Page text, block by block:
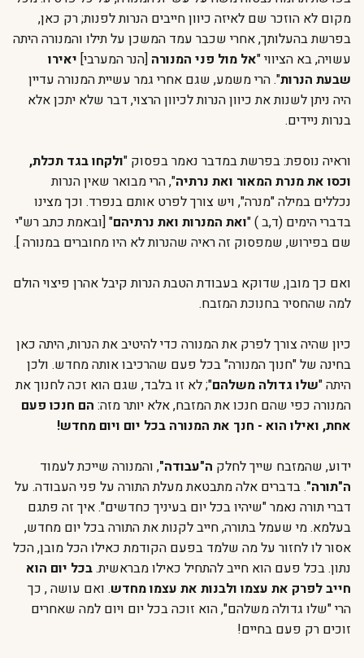
מקום לא הוזכר שם לאיזה כיוון חייבים הנרות לפנות; רק כאן,
בפרשת בהעלותך, אחרי שכבר עמד המשכן על תילו והמנורה היתה
עשויה, בא הציווי "אל מול פני המנורה [הנר המערבי] יאירו
שבעת הנרות". הרי משמע, שגם אחרי גמר עשיית המנורה עדיין
היה ניתן לשנות את כיוון הנרות לכיוון הרצוי, דבר שלא יתכן אלא
בנרות ניידים.
וראיה נוספת: בפרשת במדבר נאמר בפסוק "ולקחו בגד תכלת,
וכסו את מנרת המאור ואת נרתיה", הרי מבואר שאין הנרות
נכללים במילה "מנרה", ויש צורך לפרט אותם בנפרד. וכך מצינו
בדברי הימים (ד,ב ) "ואת המנרות ואת נרתיהם" [ובאמת כתב רש"י
שם בפירוש, שמפסוק זה ראיה שהנרות לא היו מחוברים במנורה ].
ואם כך מובן, שדוקא בעבודת הטבת הנרות קיבל אהרן פיצוי הולם
למה שהחסיר בחנוכת המזבח.
כיון שהיה צורך לפרק את המנורה כדי להיטיב את הנרות, היתה כאן
בחינה של "חנוך המנורה" בכל פעם שהרכיבו אותה מחדש. ולכן
היתה "שלו גדולה משלהם"; לא זו בלבד, שגם הוא זכה לחנוך את
המנורה כפי שהם חנכו את המזבח, אלא יותר מזה: הם חנכו פעם
אחת, ואילו הוא - חנך את המנורה בכל יום ויום מחדש!
ידוע, שהמזבח שייך לחלק ה"עבודה", והמנורה שייכת לעמוד
ה"תורה". בדברים אלה מתבטאת מעלת התורה על פני העבודה. על
דברי תורה נאמר "שיהיו בכל יום בעיניך כחדשים". איך זה פתגם
בעלמא. מי שעמל בתורה, חייב לקנות את התורה בכל יום מחדש,
אסור לו לחזור על מה שלמד בפעם הקודמת כאילו הכל מובן, הכל
נתון. בכל פעם הוא חייב להתחיל כאילו מבראשית.בכל יום הוא
חייב לפרק את עצמו ולבנות את עצמו מחדש. ואם עושה , כך
הרי "שלו גדולה משלהם", הוא זוכה בכל יום ויום למה שאחרים
זוכים רק פעם בחיים!